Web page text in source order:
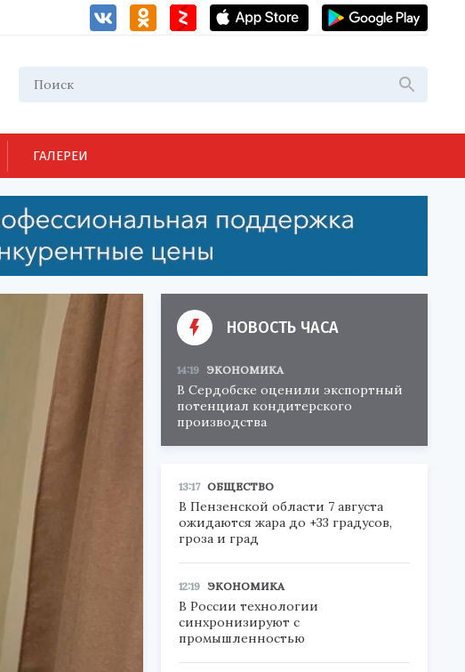
ГАЛЕРЕИ
НОВОСТЬ ЧАСА
14:19 ЭКОНОМИКА
В Сердобске оценили экспортный
потенциал кондитерского
производства
13:17 ОБЩЕСТВО
В Пензенской области 7 августа
ожидаются жара до +33 градусов,
гроза и град
12:19 ЭКОНОМИКА
В России технологии
синхронизируют с
промышленностью